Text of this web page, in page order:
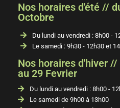
Nos horaires d'été //
Octobre
Du lundi au vendredi : 8h00 -
Le samedi : 9h30 - 12h30 et
Nos horaires d'hiver
au 29 Fevrier
Du lundi au vendredi : 8h00 -
Le samedi de 9h00 à 13h00